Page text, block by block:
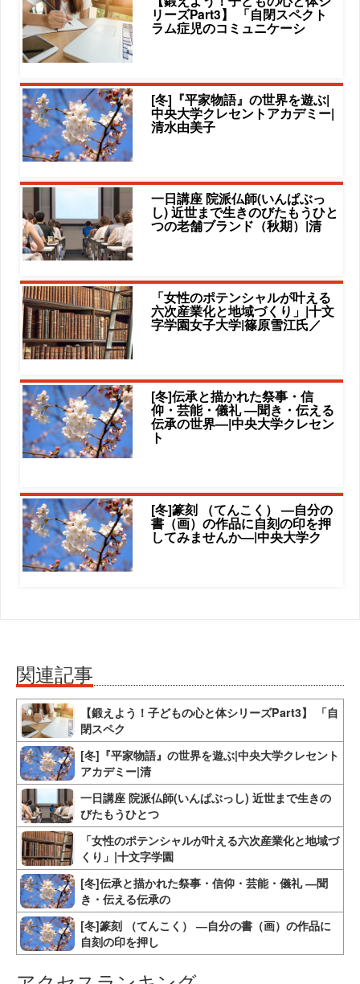
リーズPart3】 「自閉スペクト
ラム症児のコミュニケーシ
[冬]『平家物語』の世界を遊ぶ|
中央大学クレセントアカデミー|
清水由美子
一日講座 院派仏師(いんぱぶっ
し) 近世まで生きのびたもうひと
つの老舗ブランド（秋期）|清
「女性のポテンシャルが叶える
六次産業化と地域づくり」|十文
字学園女子大学|篠原雪江氏／
[冬]伝承と描かれた祭事・信
仰・芸能・儀礼 ―聞き・伝える
伝承の世界―|中央大学クレセン
ト
[冬]篆刻 （てんこく） ―自分の
書（画）の作品に自刻の印を押
してみませんか―|中央大学ク
関連記事
【鍛えよう！子どもの心と体シリーズPart3】 「自
閉スペク
[冬]『平家物語』の世界を遊ぶ|中央大学クレセント
アカデミー|清
一日講座 院派仏師(いんぱぶっし) 近世まで生きの
びたもうひとつ
「女性のポテンシャルが叶える六次産業化と地域づ
くり」|十文字学園
[冬]伝承と描かれた祭事・信仰・芸能・儀礼 ―聞
き・伝える伝承の
[冬]篆刻 （てんこく） ―自分の書（画）の作品に
自刻の印を押し